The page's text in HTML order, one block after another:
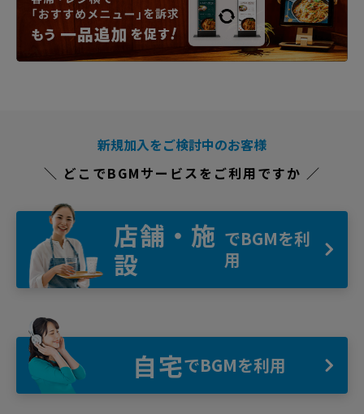
新規加入をご検討中のお客様
＼ どこでBGMサービスをご利用ですか ／
店舗・施
設
でBGMを利
用
自宅でBGMを利用